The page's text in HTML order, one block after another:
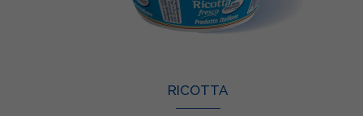
RICOTTA